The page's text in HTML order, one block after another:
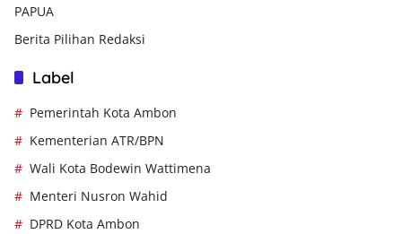
PAPUA
Berita Pilihan Redaksi
Label
Pemerintah Kota Ambon
Kementerian ATR/BPN
Wali Kota Bodewin Wattimena
Menteri Nusron Wahid
DPRD Kota Ambon